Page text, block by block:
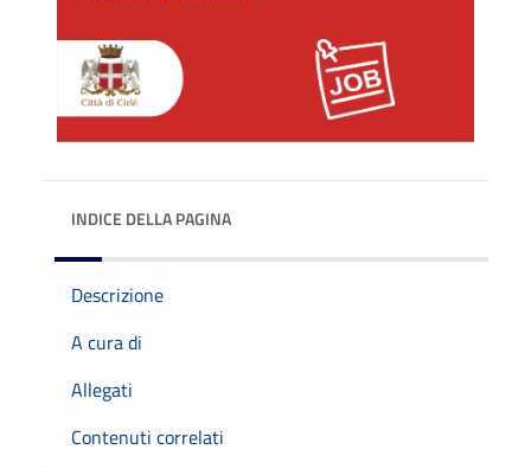
INDICE DELLA PAGINA
Descrizione
A cura di
Allegati
Contenuti correlati